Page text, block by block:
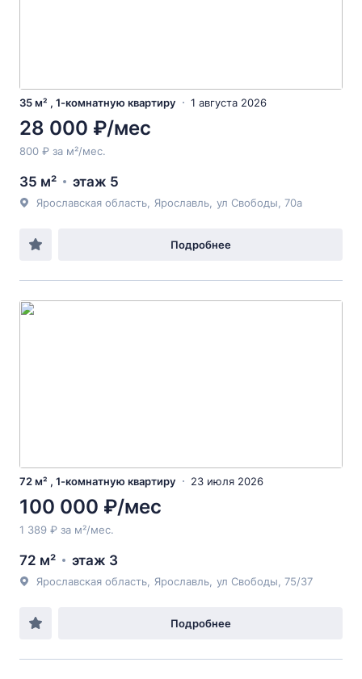
35 м² , 1-комнатную квартиру 1 августа 2026
28 000 ₽/мес
800 ₽ за м²/мес.
35 м² этаж 5
Ярославская область Ярославль ул Свободы , 70а
Подробнее
72 м² , 1-комнатную квартиру 23 июля 2026
100 000 ₽/мес
1 389 ₽ за м²/мес.
72 м² этаж 3
Ярославская область Ярославль ул Свободы , 75/37
Подробнее